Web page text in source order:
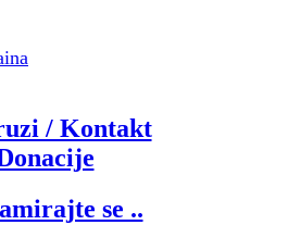
/ Kontakt
se ..